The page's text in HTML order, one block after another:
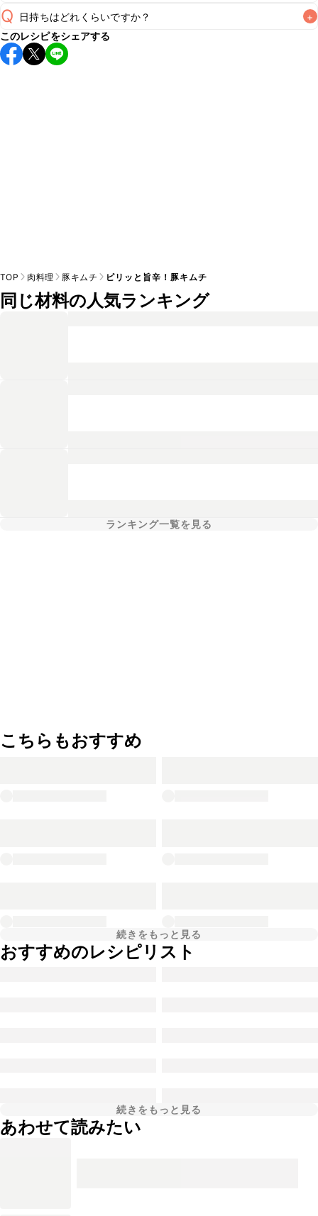
A
Q 日持ちはどれくらいですか？ +
保存期間は冷蔵で翌日中が目安です。なるべくお早めにお召
し上がりください。
このレシピをシェアする
TOP 肉料理 豚キムチ ピリッと旨辛！豚キムチ
同じ材料の人気ランキング
ランキング一覧を見る
こちらもおすすめ
続きをもっと見る
おすすめのレシピリスト
続きをもっと見る
あわせて読みたい